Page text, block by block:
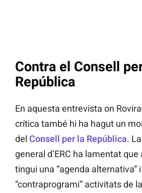
Contra el Consell
República
En aquesta entrevista on
crítica també hi ha hagut un
del Consell per la República.
general d’ERC ha lamentat
tingui una “agenda alternativa”
“contraprogrami” activitats de